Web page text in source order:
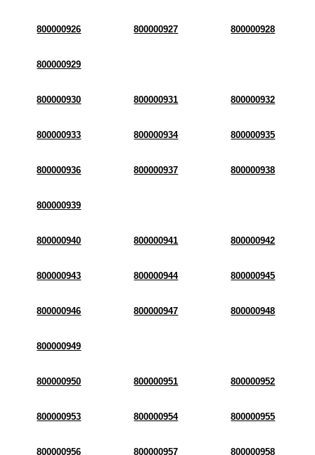
800000926 800000927 800000928
800000929
800000930 800000931 800000932
800000933 800000934 800000935
800000936 800000937 800000938
800000939
800000940 800000941 800000942
800000943 800000944 800000945
800000946 800000947 800000948
800000949
800000950 800000951 800000952
800000953 800000954 800000955
800000956 800000957 800000958